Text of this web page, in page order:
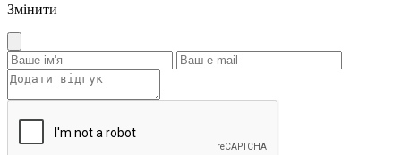
Змінити